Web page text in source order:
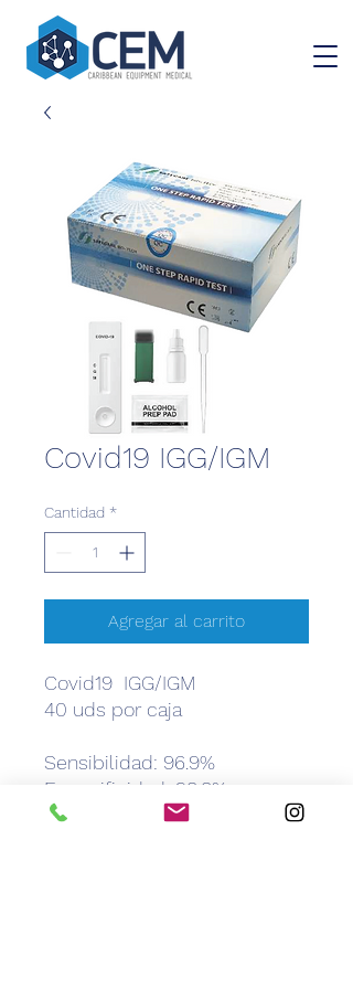
Covid19 IGG/IGM
Cantidad *
Agregar al carrito
Covid19 IGG/IGM
40 uds por caja
Sensibilidad: 96.9%
Especificidad: 98.8%
Exactitud: 96.8%